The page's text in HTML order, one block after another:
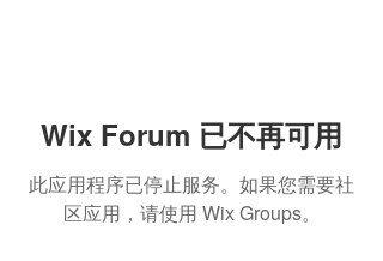
Wix Forum 已不再可用
此应用程序已停止服务。如果您需要社
区应用，请使用 Wix Groups。